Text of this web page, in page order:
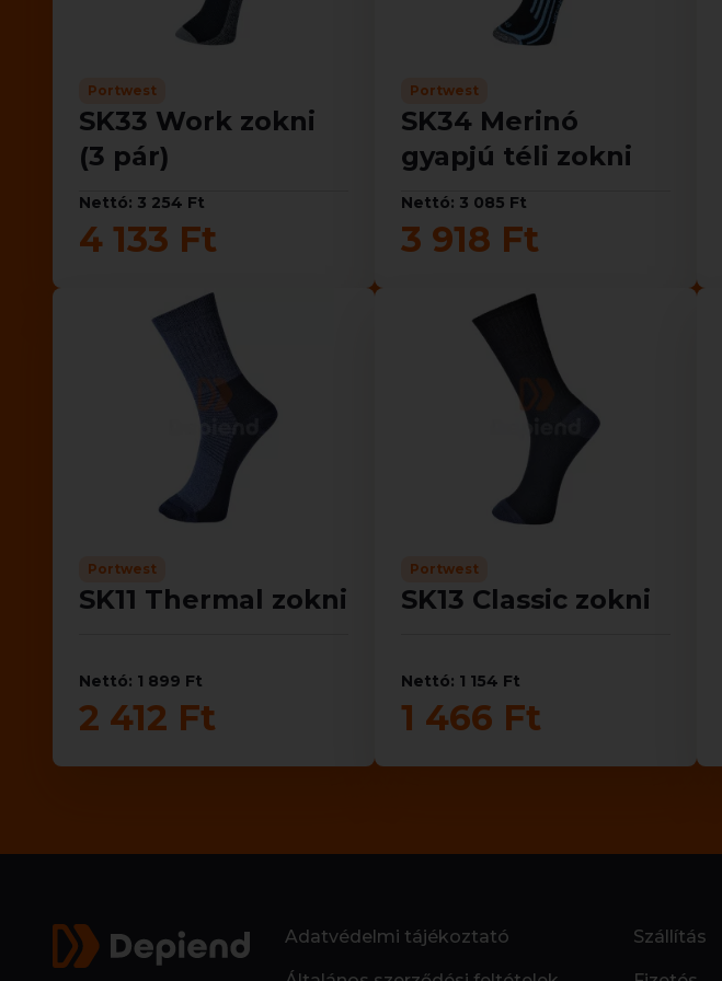
Portwest
SK33 Work zokni
(3 pár)
Nettó: 3 254 Ft
4 133 Ft
Portwest
SK34 Merinó
gyapjú téli zokni
Nettó: 3 085 Ft
3 918 Ft
Portwest
SK11 Thermal zokni
Nettó: 1 899 Ft
2 412 Ft
Portwest
SK13 Classic zokni
Nettó: 1 154 Ft
1 466 Ft
Adatvédelmi tájékoztató Szállítás